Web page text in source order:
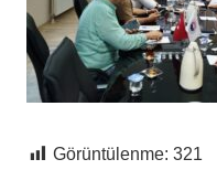
Görüntülenme: 321